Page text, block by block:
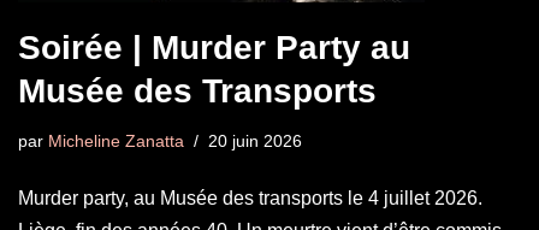
Soirée | Murder Party au
Musée des Transports
par Micheline Zanatta 20 juin 2026
Murder party, au Musée des transports le 4 juillet 2026.